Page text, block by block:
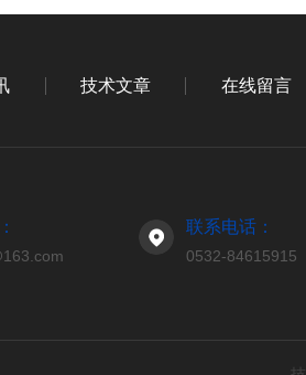
技术文章 在线留言
联系电话：
0532-84615915